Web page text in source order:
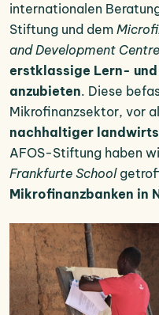
internationalen
Stiftung und dem
and Development
erstklassige Lern-
anzubieten. Diese
Mikrofinanzsektor, vor
nachhaltiger
AFOS-Stiftung haben
Frankfurte School
Mikrofinanzbanken in